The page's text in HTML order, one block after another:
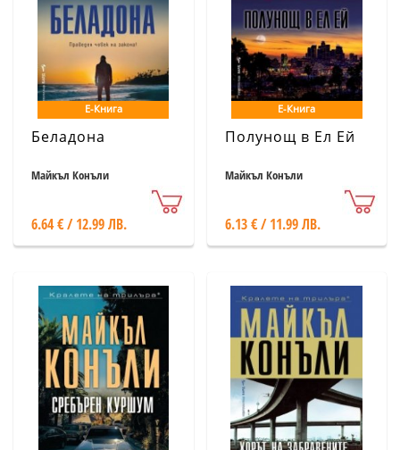
Е-Книга
Беладона
Майкъл Конъли
6.64 € / 12.99 ЛВ.
Е-Книга
Полунощ в Ел Ей
Майкъл Конъли
6.13 € / 11.99 ЛВ.